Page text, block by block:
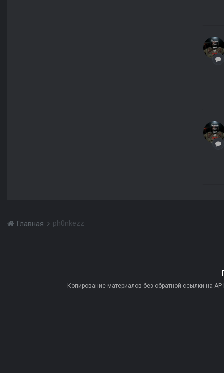
Главная ph0nkezz
Копирование материалов без обратной ссылки на